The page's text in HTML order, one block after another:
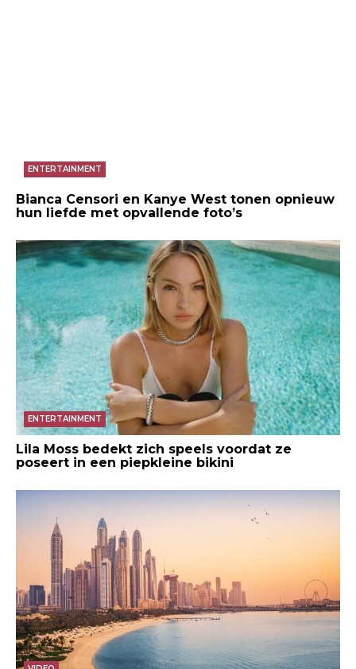
ENTERTAINMENT
Bianca Censori en Kanye West tonen opnieuw
hun liefde met opvallende foto’s
ENTERTAINMENT
Lila Moss bedekt zich speels voordat ze
poseert in een piepkleine bikini